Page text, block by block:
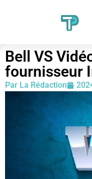
Bell VS
fournisseur
Par La Rédaction